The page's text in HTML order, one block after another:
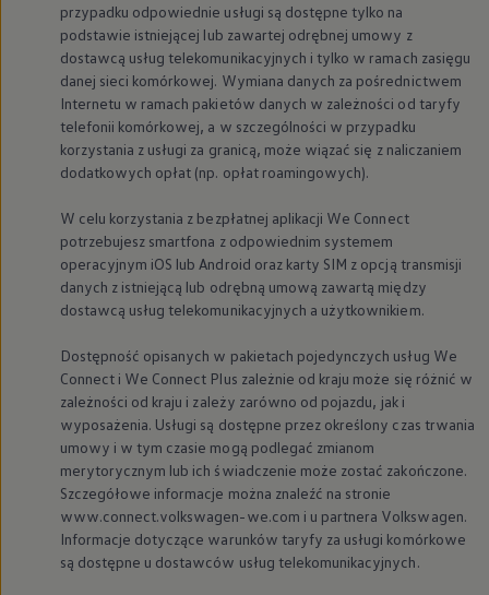
przypadku odpowiednie usługi są dostępne tylko na
podstawie istniejącej lub zawartej odrębnej umowy z
dostawcą usług telekomunikacyjnych i tylko w ramach zasięgu
danej sieci komórkowej. Wymiana danych za pośrednictwem
Internetu w ramach pakietów danych w zależności od taryfy
telefonii komórkowej, a w szczególności w przypadku
korzystania z usługi za granicą, może wiązać się z naliczaniem
dodatkowych opłat (np. opłat roamingowych).
W celu korzystania z bezpłatnej aplikacji We Connect
potrzebujesz smartfona z odpowiednim systemem
operacyjnym iOS lub Android oraz karty SIM z opcją transmisji
danych z istniejącą lub odrębną umową zawartą między
dostawcą usług telekomunikacyjnych a użytkownikiem.
Dostępność opisanych w pakietach pojedynczych usług We
Connect i We Connect Plus zależnie od kraju może się różnić w
zależności od kraju i zależy zarówno od pojazdu, jak i
wyposażenia. Usługi są dostępne przez określony czas trwania
umowy i w tym czasie mogą podlegać zmianom
merytorycznym lub ich świadczenie może zostać zakończone.
Szczegółowe informacje można znaleźć na stronie
www.connect.volkswagen-we.com i u partnera Volkswagen.
Informacje dotyczące warunków taryfy za usługi komórkowe
są dostępne u dostawców usług telekomunikacyjnych.